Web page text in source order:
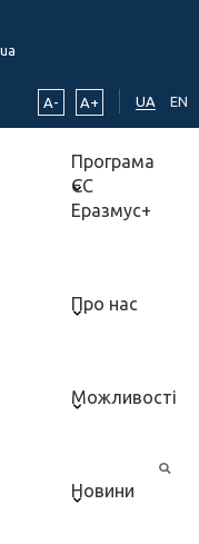
A- A+ UA EN
Програма
ЄС
Еразмус+
Про нас
Можливості
Новини